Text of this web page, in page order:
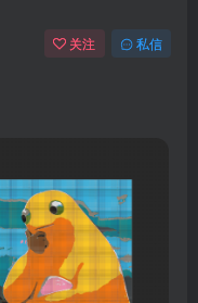
关注 私信